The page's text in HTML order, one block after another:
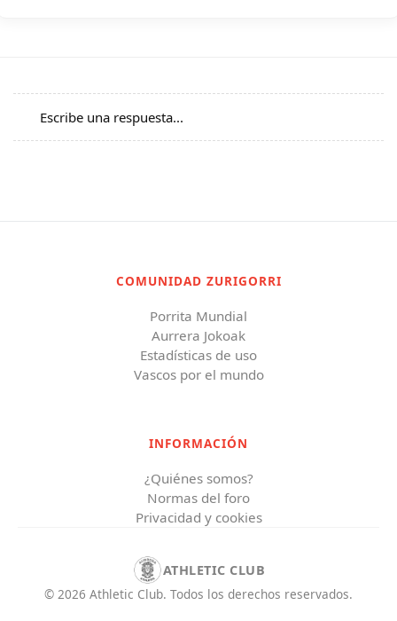
Escribe una respuesta...
COMUNIDAD ZURIGORRI
Porrita Mundial
Aurrera Jokoak
Estadísticas de uso
Vascos por el mundo
INFORMACIÓN
¿Quiénes somos?
Normas del foro
Privacidad y cookies
ATHLETIC CLUB
© 2026 Athletic Club. Todos los derechos reservados.